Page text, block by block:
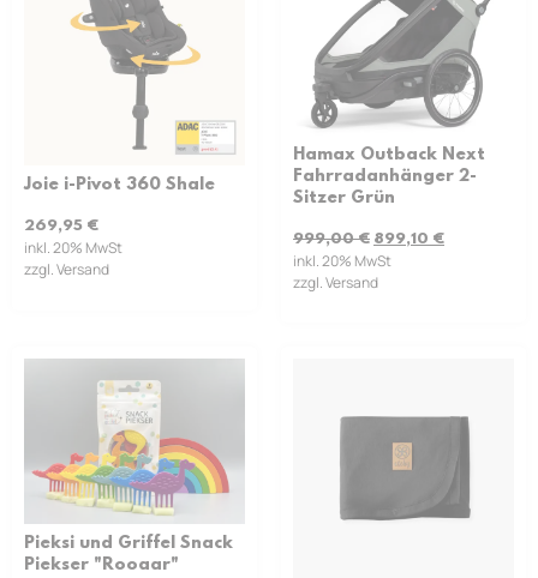
Joie i-Pivot 360 Shale
269,95 €
inkl. 20% MwSt
zzgl. Versand
Hamax Outback Next
Fahrradanhänger 2-
Sitzer Grün
999,00€ 899,10 €
inkl. 20% MwSt
zzgl. Versand
Pieksi und Griffel Snack
Piekser "Rooaar"